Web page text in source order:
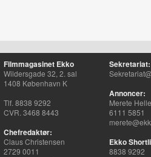
Filmmagasinet Ekko
Wildersgade 32, 2. sal
1408 København K
Tlf. 8838 9292
CVR. 3468 8443
Chefredaktør:
Claus Christensen
2729 0011
Sekretariat:
Annoncer:
Merete
6111 5851
Ekko
8838 9292